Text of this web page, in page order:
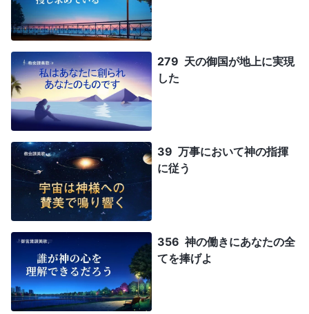
279 天の御国が地上に実現
した
39 万事において神の指揮
に従う
356 神の働きにあなたの全
てを捧げよ